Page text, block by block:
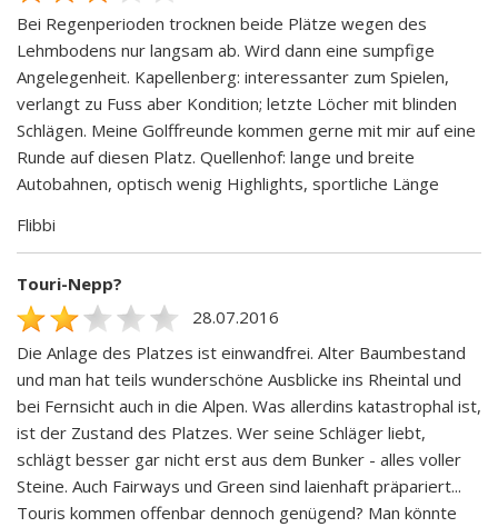
Bei Regenperioden trocknen beide Plätze wegen des
Lehmbodens nur langsam ab. Wird dann eine sumpfige
Angelegenheit. Kapellenberg: interessanter zum Spielen,
verlangt zu Fuss aber Kondition; letzte Löcher mit blinden
Schlägen. Meine Golffreunde kommen gerne mit mir auf eine
Runde auf diesen Platz. Quellenhof: lange und breite
Autobahnen, optisch wenig Highlights, sportliche Länge
Flibbi
Touri-Nepp?
28.07.2016
Die Anlage des Platzes ist einwandfrei. Alter Baumbestand
und man hat teils wunderschöne Ausblicke ins Rheintal und
bei Fernsicht auch in die Alpen. Was allerdins katastrophal ist,
ist der Zustand des Platzes. Wer seine Schläger liebt,
schlägt besser gar nicht erst aus dem Bunker - alles voller
Steine. Auch Fairways und Green sind laienhaft präpariert...
Touris kommen offenbar dennoch genügend? Man könnte